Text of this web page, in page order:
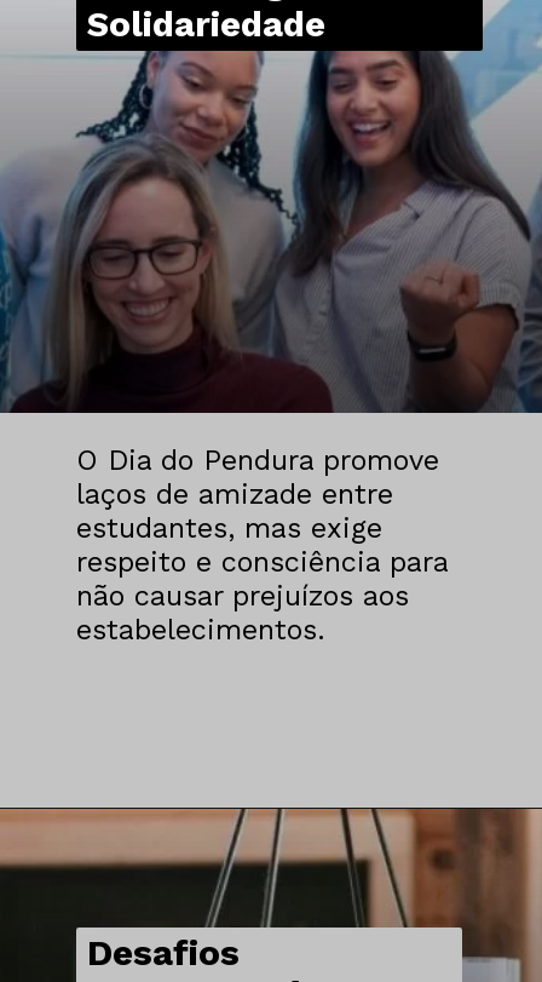
Solidariedade
O Dia do Pendura promove
laços de amizade entre
estudantes, mas exige
respeito e consciência para
não causar prejuízos aos
estabelecimentos.
Desafios